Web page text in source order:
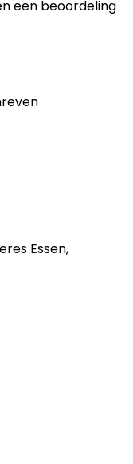
een beoordeling
Essen,